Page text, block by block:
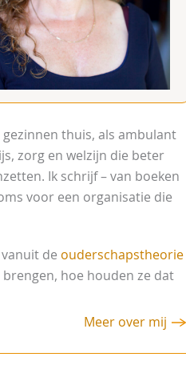
thuis, als ambulant
zorg en welzijn die beter
Ik schrijf – van boeken
voor een organisatie die
de ouderschapstheorie
hoe houden ze dat
Meer over mij